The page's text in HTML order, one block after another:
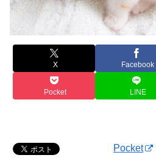
X Facebook
Pocket LINE
Pocket